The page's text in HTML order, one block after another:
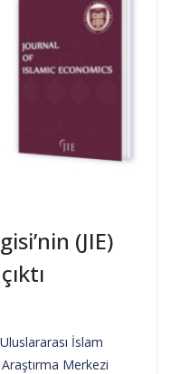
(JIE)
İslam
Merkezi